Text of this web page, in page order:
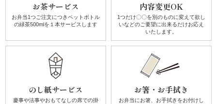
ん
げ
お茶サービス
お弁当1つご注文につきペットボトル
の緑茶500mlを１本サービスします
内容変更OK
1つだけ〇〇を別のものに変えて欲し
いなどのご要望に出来るだけお応え
いたします。
のし紙サービス
慶事や法事やおもてなしの席での掛
お箸・お手拭き
お弁当にお箸、お手拭きをお付けし